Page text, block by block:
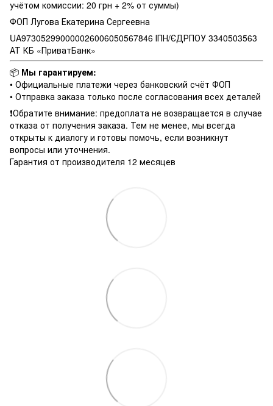
учётом комиссии: 20 грн + 2% от суммы)
ФОП Лугова Екатерина Сергеевна
UA973052990000026006050567846 ІПН/ЄДРПОУ 3340503563
АТ КБ «ПриватБанк»
📦 Мы гарантируем:
• Официальные платежи через банковский счёт ФОП
• Отправка заказа только после согласования всех деталей
❗️Обратите внимание: предоплата не возвращается в случае
отказа от получения заказа. Тем не менее, мы всегда
открыты к диалогу и готовы помочь, если возникнут
вопросы или уточнения.
Гарантия от производителя 12 месяцев